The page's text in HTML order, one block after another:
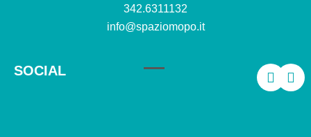
342.6311132
info@spaziomopo.it
SOCIAL